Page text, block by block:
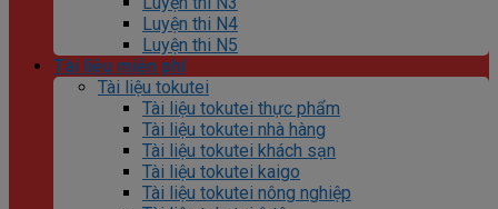
Luyện thi N4
Luyện thi N5
Tài liệu miễn phí
Tài liệu tokutei
Tài liệu tokutei thực phẩm
Tài liệu tokutei nhà hàng
Tài liệu tokutei khách sạn
Tài liệu tokutei kaigo
Tài liệu tokutei nông nghiệp